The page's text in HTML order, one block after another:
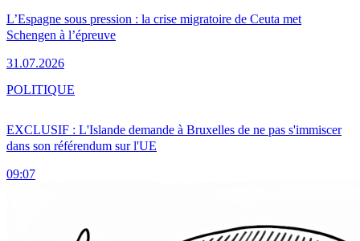
L’Espagne sous pression : la crise migratoire de Ceuta met
Schengen à l’épreuve
31.07.2026
EXCLUSIF : L'Islande demande à Bruxelles de ne pas s'immiscer
dans son référendum sur l'UE
09:07
POLITIQUE